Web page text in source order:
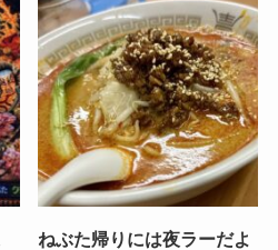
ねぶた帰りには夜ラーだよ